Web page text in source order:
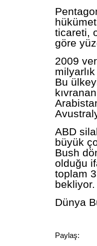
ticareti,
göre
2009
Bu
ABD
büyük
Bush
olduğu
toplam
bekliyor.
Dünya
Paylaş: